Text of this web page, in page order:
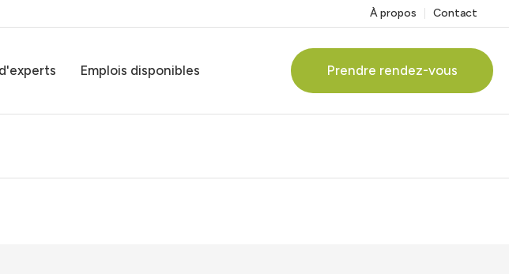
À propos Contact
Emplois disponibles Prendre rendez-vous